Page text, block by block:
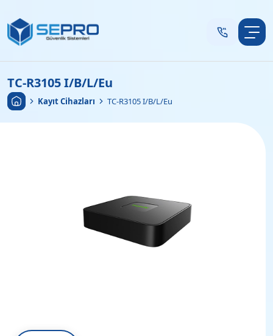
TC-R3105 I/B/L/Eu
AnasayfaKayıt Cihazları TC-R3105 I/B/L/Eu